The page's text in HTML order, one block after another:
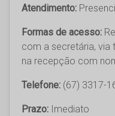
Atendimento:
Formas de acesso:
com a secretária, via
na recepção com
Telefone: (67) 3317-
Prazo: Imediato